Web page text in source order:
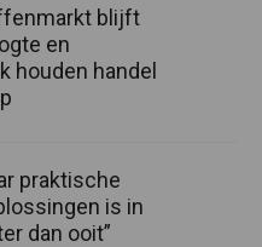
blijft
en
houden handel
praktische
is in
dan ooit”